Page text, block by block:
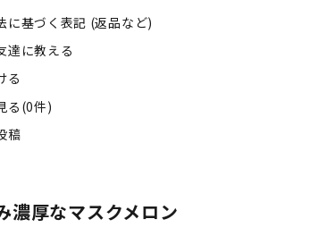
に基づく表記 (返品など)
達に教える
る
る(0件)
稿
濃厚なマスクメロン